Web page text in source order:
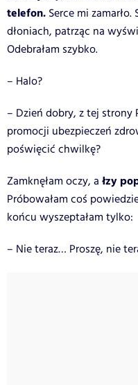
telefon. Serce mi
dłoniach, patrząc na
Odebrałam szybko.
– Halo?
– Dzień dobry, z tej
promocji ubezpieczeń
poświęcić chwilkę?
Zamknęłam oczy, a łzy
Próbowałam coś
końcu wyszeptałam tylko:
– Nie teraz… Proszę, nie